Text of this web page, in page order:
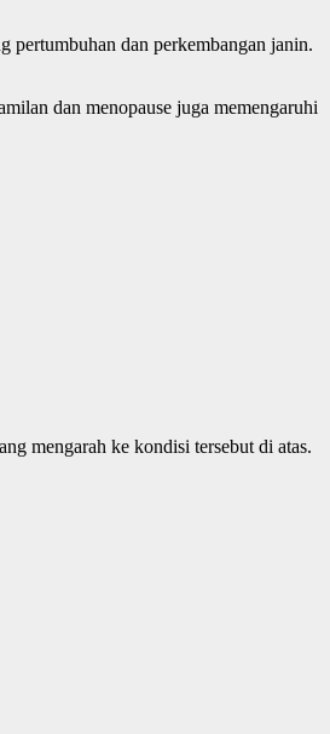
pertumbuhan dan perkembangan janin.
dan menopause juga memengaruhi
mengarah ke kondisi tersebut di atas.